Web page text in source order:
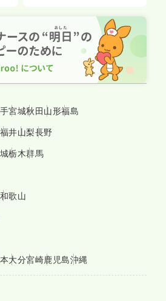
宮城秋田山形福島
福井山梨長野
栃木群馬
和歌山
大分宮崎鹿児島沖縄